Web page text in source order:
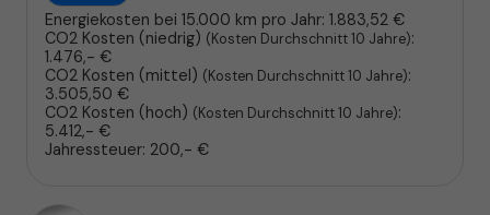
Energiekosten bei 15.000 km pro Jahr: 1.883,52 €
CO2 Kosten (niedrig) (Kosten Durchschnitt 10 Jahre):
1.476,- €
CO2 Kosten (mittel) (Kosten Durchschnitt 10 Jahre):
3.505,50 €
CO2 Kosten (hoch) (Kosten Durchschnitt 10 Jahre):
5.412,- €
Jahressteuer: 200,- €